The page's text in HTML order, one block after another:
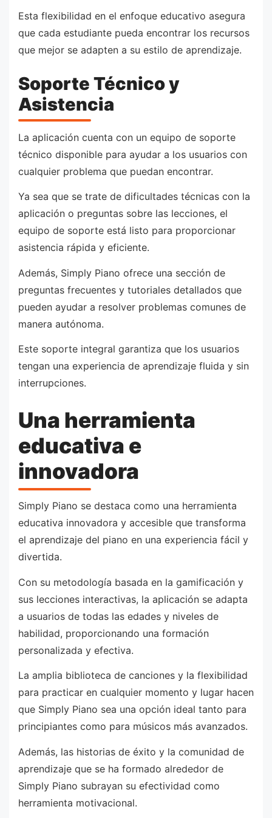
Esta flexibilidad en el enfoque educativo asegura
que cada estudiante pueda encontrar los recursos
que mejor se adapten a su estilo de aprendizaje.
Soporte Técnico y
Asistencia
La aplicación cuenta con un equipo de soporte
técnico disponible para ayudar a los usuarios con
cualquier problema que puedan encontrar.
Ya sea que se trate de dificultades técnicas con la
aplicación o preguntas sobre las lecciones, el
equipo de soporte está listo para proporcionar
asistencia rápida y eficiente.
Además, Simply Piano ofrece una sección de
preguntas frecuentes y tutoriales detallados que
pueden ayudar a resolver problemas comunes de
manera autónoma.
Este soporte integral garantiza que los usuarios
tengan una experiencia de aprendizaje fluida y sin
interrupciones.
Una herramienta
educativa e
innovadora
Simply Piano se destaca como una herramienta
educativa innovadora y accesible que transforma
el aprendizaje del piano en una experiencia fácil y
divertida.
Con su metodología basada en la gamificación y
sus lecciones interactivas, la aplicación se adapta
a usuarios de todas las edades y niveles de
habilidad, proporcionando una formación
personalizada y efectiva.
La amplia biblioteca de canciones y la flexibilidad
para practicar en cualquier momento y lugar hacen
que Simply Piano sea una opción ideal tanto para
principiantes como para músicos más avanzados.
Además, las historias de éxito y la comunidad de
aprendizaje que se ha formado alrededor de
Simply Piano subrayan su efectividad como
herramienta motivacional.